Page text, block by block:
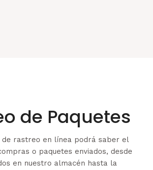
de Paquetes
de rastreo en línea podrá saber el
o paquetes enviados, desde
en nuestro almacén hasta la